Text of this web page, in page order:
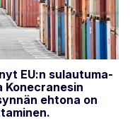
EU:n sulautuma-
Konecranesin
ehtona on